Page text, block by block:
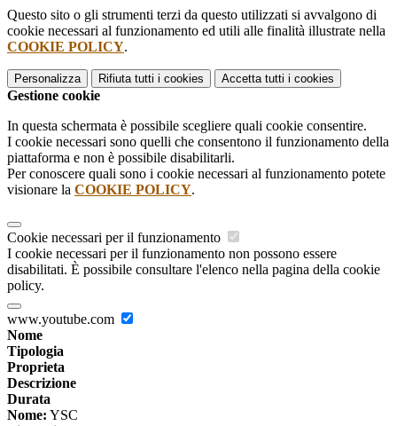
Questo sito o gli strumenti terzi da questo utilizzati si avvalgono di
cookie necessari al funzionamento ed utili alle finalità illustrate nella
COOKIE POLICY.
Personalizza Rifiuta tutti i cookies Accetta tutti i cookies
Gestione cookie
In questa schermata è possibile scegliere quali cookie consentire.
I cookie necessari sono quelli che consentono il funzionamento della
piattaforma e non è possibile disabilitarli.
Per conoscere quali sono i cookie necessari al funzionamento potete
visionare la COOKIE POLICY.
Cookie necessari per il funzionamento
I cookie necessari per il funzionamento non possono essere
disabilitati. È possibile consultare l'elenco nella pagina della cookie
policy.
www.youtube.com
Nome
Tipologia
Proprieta
Descrizione
Durata
Nome: YSC